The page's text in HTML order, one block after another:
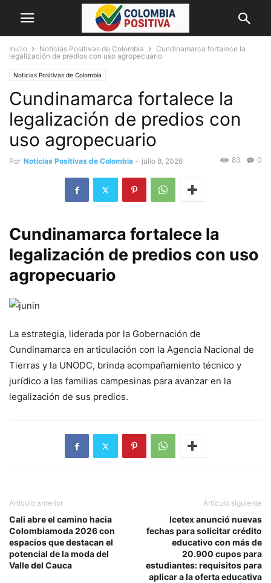
Inicio Noticias Positivas de Colombia
Cundinamarca fortalece la
legalización de predios con uso agropecuario
Noticias Positivas de Colombia
Cundinamarca fortalece la
legalización de predios con
uso agropecuario
Por Noticias Positivas de Colombia - julio 8, 2026 0
83
Cundinamarca fortalece la
legalización de predios con uso
agropecuario
La estrategia, liderada por la Gobernación de
Cundinamarca en articulación con la Agencia Nacional de
Tierras y la UNODC, brinda acompañamiento técnico y
jurídico a las familias campesinas para avanzar en la
legalización de sus predios.
Artículo anterior
Cali abre el camino hacia
Colombiamoda 2026 con
espacios que destacan el
potencial de la moda del
Valle del Cauca
Artículo siguiente
Icetex anunció nuevas
fechas para solicitar crédito
educativo con más de
20.900 cupos para
estudiantes: requisitos para
aplicar a la oferta educativa